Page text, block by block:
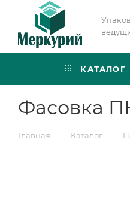
КАТАЛОГ
Фасовка
Главная — Каталог —